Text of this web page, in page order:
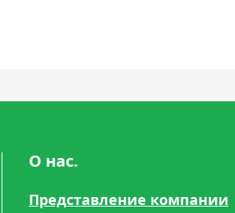
О нас.
Представление компании